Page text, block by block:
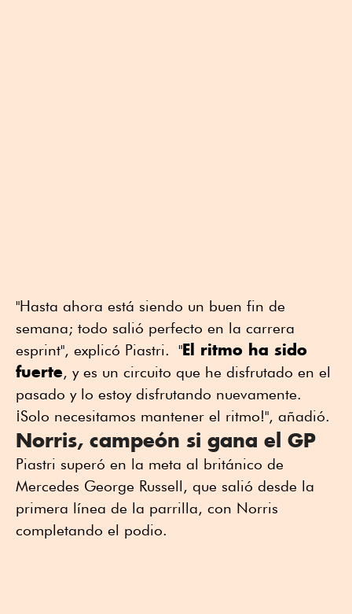
"Hasta ahora está siendo un buen fin de
semana; todo salió perfecto en la carrera
esprint", explicó Piastri. "El ritmo ha sido
fuerte, y es un circuito que he disfrutado en el
pasado y lo estoy disfrutando nuevamente.
¡Solo necesitamos mantener el ritmo!", añadió.
Norris, campeón si gana el GP
Piastri superó en la meta al británico de
Mercedes George Russell, que salió desde la
primera línea de la parrilla, con Norris
completando el podio.